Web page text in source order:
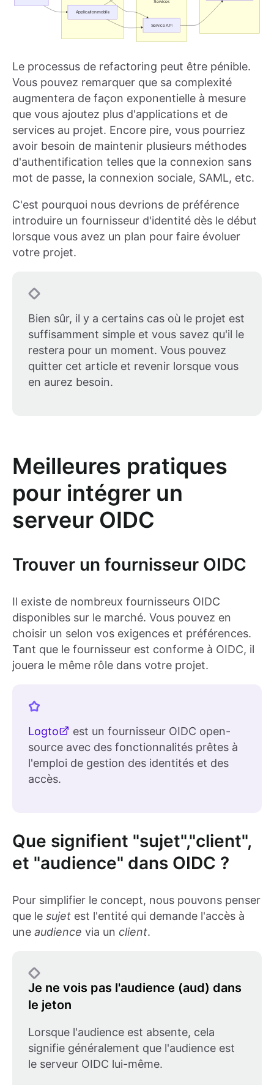
Le processus de refactoring peut être pénible.
Vous pouvez remarquer que sa complexité
augmentera de façon exponentielle à mesure
que vous ajoutez plus d'applications et de
services au projet. Encore pire, vous pourriez
avoir besoin de maintenir plusieurs méthodes
d'authentification telles que la connexion sans
mot de passe, la connexion sociale, SAML, etc.
C'est pourquoi nous devrions de préférence
introduire un fournisseur d'identité dès le début
lorsque vous avez un plan pour faire évoluer
votre projet.
Bien sûr, il y a certains cas où le projet est
suffisamment simple et vous savez qu'il le
restera pour un moment. Vous pouvez
quitter cet article et revenir lorsque vous
en aurez besoin.
Meilleures pratiques
pour intégrer un
serveur OIDC
Trouver un fournisseur OIDC
Il existe de nombreux fournisseurs OIDC
disponibles sur le marché. Vous pouvez en
choisir un selon vos exigences et préférences.
Tant que le fournisseur est conforme à OIDC, il
jouera le même rôle dans votre projet.
Logto
est un fournisseur OIDC open-
source avec des fonctionnalités prêtes à
l'emploi de gestion des identités et des
accès.
Que signifient "sujet","client",
et "audience" dans OIDC ?
Pour simplifier le concept, nous pouvons penser
que le sujet est l'entité qui demande l'accès à
une audience via un client.
Je ne vois pas l'audience (aud) dans
le jeton
Lorsque l'audience est absente, cela
signifie généralement que l'audience est
le serveur OIDC lui-même.